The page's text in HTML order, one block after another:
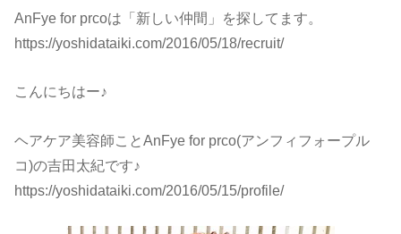
AnFye for prcoは「新しい仲間」を探してます。
https://yoshidataiki.com/2016/05/18/recruit/
こんにちはー♪
ヘアケア美容師ことAnFye for prco(アンフィフォープル
コ)の吉田太紀です♪
https://yoshidataiki.com/2016/05/15/profile/